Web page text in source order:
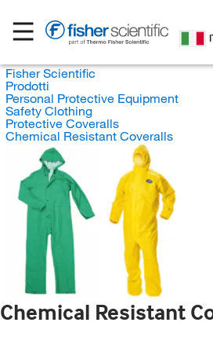
Fisher Scientific
Prodotti
Personal Protective Equipment
Safety Clothing
Protective Coveralls
Chemical Resistant Coveralls
Chemical Resistant